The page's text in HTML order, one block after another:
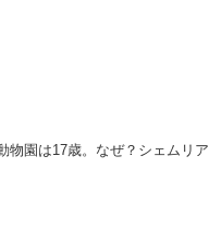
物園は17歳。なぜ？シェムリア